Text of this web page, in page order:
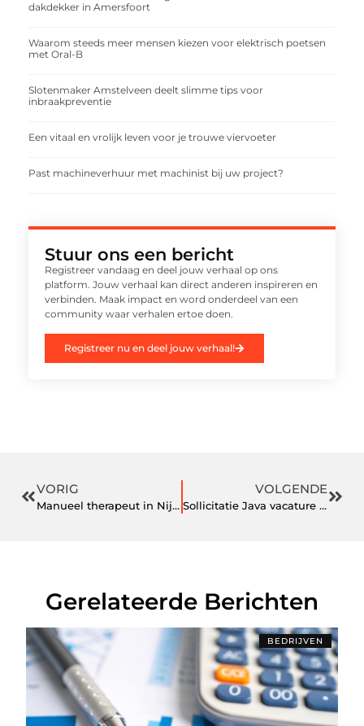
dakdekker in Amersfoort
Waarom steeds meer mensen kiezen voor elektrisch poetsen
met Oral-B
Slotenmaker Amstelveen deelt slimme tips voor
inbraakpreventie
Een vitaal en vrolijk leven voor je trouwe viervoeter
Past machineverhuur met machinist bij uw project?
Stuur ons een bericht
Registreer vandaag en deel jouw verhaal op ons
platform. Jouw verhaal kan direct anderen inspireren en
verbinden. Maak impact en word onderdeel van een
community waar verhalen ertoe doen.
Registreer nu en deel jouw verhaal!
VORIG
Manueel therapeut in Nijmegen nodig?
VOLGENDE
Sollicitatie Java vacature Apeldoorn
Gerelateerde Berichten
BEDRIJVEN